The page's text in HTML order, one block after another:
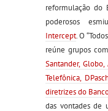
reformulação do
poderosos
Intercept. O
reúne grupos
Santander,
Telefônica,
diretrizes do
das vontades de